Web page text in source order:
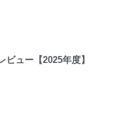
ュー【2025年度】